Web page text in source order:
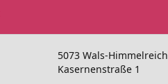
5073 Wals-Himmelreich
Kasernenstraße 1